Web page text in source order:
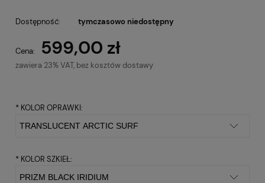
Dostępność: tymczasowo niedostępny
Cena: 599,00 zł
zawiera 23% VAT, bez kosztów dostawy
* KOLOR OPRAWKI:
* KOLOR SZKIEŁ: